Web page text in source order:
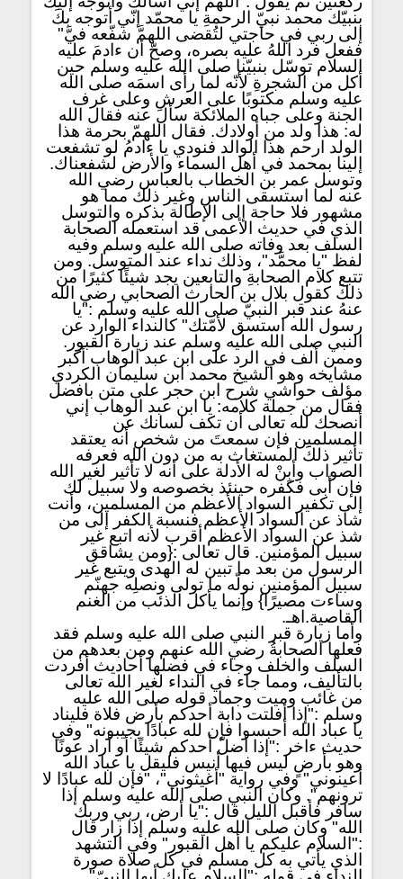
بنبيّك محمد نبيّ الرحمةِ يا محمّد إنّي أتوجه بكَ
إلى ربي في حاجتي لتُقضى اللهمَّ شفّعه فيَّ"
ففعل فرد اللهُ عليه بصره، وصحّ أن ءادمَ عليه
السلام توسّل بنبيّنا صلى الله عليه وسلم حين
أكل من الشجرةِ لأنّه لما رأى اسمَه صلى الله
عليه وسلم مكتوبًا على العرشِ وعلى غرف
الجنة وعلى جباه الملائكة سأل عنه فقال الله
له: هذا ولد من أولادك. فقال اللهمّ بحرمة هذا
الولد ارحم هذا الوالد فنودي يا ءادمُ لو تشفعت
إلينا بمحمد في أهل السماء والأرض لشفعناك.
وتوسل عمر بن الخطاب بالعباس رضي الله
عنه لما استسقى الناس وغير ذلك مما هو
مشهور فلا حاجة إلى الإطالة بذكره والتوسل
الذي في حديث الأعمى قد استعمله الصحابة
السلف بعد وفاته صلى الله عليه وسلم وفيه
لفظ "يا محمَّد"، وذلك نداء عند المتوسل. ومن
تتبع كلام الصحابةِ والتابعين يجد شيئًا كثيرًا من
ذلكَ كقول بلال بن الحارث الصحابي رضي الله
عنهُ عند قبر النبيّ صلى الله عليه وسلم :"يا
رسول الله استسق لأمّتك" كالنداء الوارد عن
النبي صلى الله عليه وسلم عند زيارة القبور.
وممن ألف في الرد على ابن عبد الوهاب أكبر
مشايخه وهو الشيخ محمد ابن سليمان الكردي
مؤلف حواشي شرح ابن حجر على متن بافضل
فقال من جملة كلامه: يا ابن عبد الوهاب إني
أنصحك لله تعالى أن تكف لسانك عن
المسلمين فإن سمعتَ من شخص أنه يعتقد
تأثير ذلكَ المستغاث به من دون الله فعرفه
الصواب وأبِنْ له الأدلة على أنه لا تأثير لغير الله
فإن أبى فكفره حينئذ بخصوصه ولا سبيل لك
إلى تكفير السواد الأعظم من المسلمين، وأنت
شاذ عن السواد الأعظم فنسبة الكفر إلى من
شذ عن السواد الأعظم أقرب لأنه اتبع غير
سبيل المؤمنين. قال تعالى :{ومن يشاقق
الرسول من بعد ما تبين له الهدى ويتبع غير
سبيل المؤمنين نولّه ما تولى ونصلِه جهنّم
وساءت مصيرًا} وإنما يأكل الذئب من الغنم
القاصية.اهـ.
وأما زيارة قبر النبي صلى الله عليه وسلم فقد
فعلها الصحابةُ رضي الله عنهم ومن بعدهم من
السلف والخلف وجاء في فضلها أحاديث أفردت
بالتأليف، ومما جاء في النداء لغير الله تعالى
من غائب وميت وجماد قوله صلى الله عليه
وسلم :"إذا أفلتت دابة أحدكم بأرض فلاة فليناد
يا عباد الله أحبسوا فإن لله عبادًا يجيبونه" وفي
حديث ءاخر :"إذا أضلّ أحدكم شيئًا أو أراد عونًا
وهو بأرضٍ ليس فيها أنيس فليقل يا عباد الله
أعينوني" وفي رواية "أغيثوني"، "فإن لله عبادًا لا
ترونهم". وكان النبي صلى الله عليه وسلم إذا
سافر فأقبل الليل قال :"يا أرض، ربي وربك
الله" وكان صلى الله عليه وسلم إذا زار قال
:"السلام عليكم يا أهل القبور" وفي التشهد
الذي يأتي به كل مسلم في كل صلاة صورة